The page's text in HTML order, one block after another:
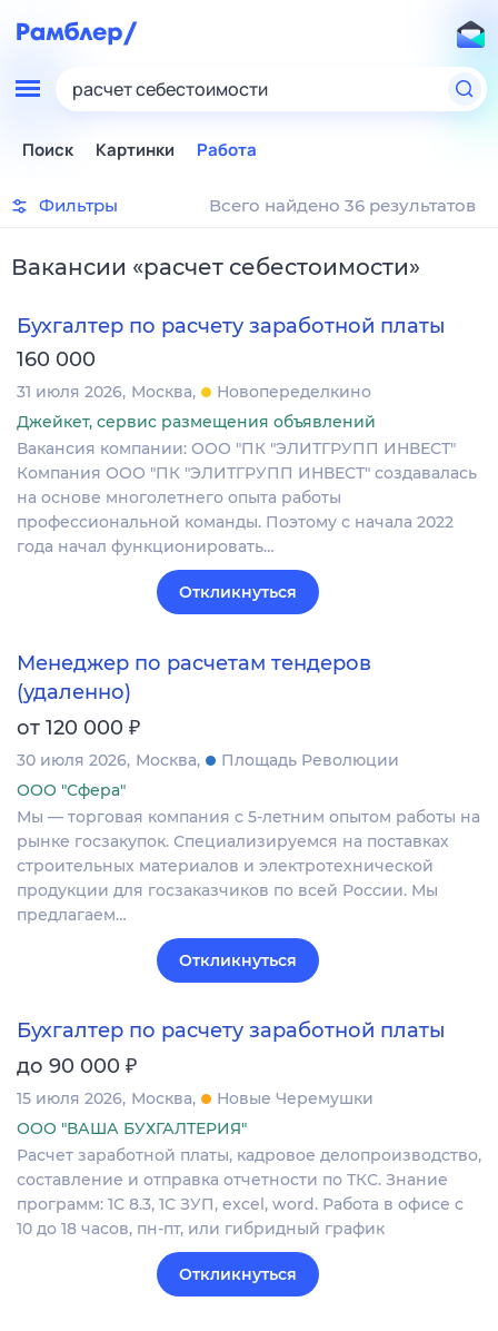
расчет себестоимости
Поиск Картинки Работа
Фильтры Всего найдено 36 результатов
Вакансии «расчет себестоимости»
Бухгалтер по расчету заработной платы
160 000
31 июля 2026 Москва
Новопеределкино
Джейкет, сервис размещения объявлений
Вакансия компании: ООО "ПК "ЭЛИТГРУПП ИНВЕСТ"
Компания ООО "ПК "ЭЛИТГРУПП ИНВЕСТ" создавалась
на основе многолетнего опыта работы
профессиональной команды. Поэтому с начала 2022
года начал функционировать…
Откликнуться
Менеджер по расчетам тендеров
(удаленно)
от 120 000 ₽
30 июля 2026 Москва
Площадь Революции
ООО "Сфера"
Мы — торговая компания с 5-летним опытом работы на
рынке госзакупок. Специализируемся на поставках
строительных материалов и электротехнической
продукции для госзаказчиков по всей России. Мы
предлагаем…
Откликнуться
Бухгалтер по расчету заработной платы
до 90 000 ₽
15 июля 2026 Москва
Новые Черемушки
ООО "ВАША БУХГАЛТЕРИЯ"
Расчет заработной платы, кадровое делопроизводство,
составление и отправка отчетности по ТКС. Знание
программ: 1С 8.3, 1С ЗУП, excel, word. Работа в офисе с
10 до 18 часов, пн-пт, или гибридный график
Откликнуться